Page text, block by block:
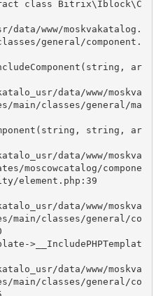
class Bitrix\Iblock\C
data/www/moskvakatalog.
general/component.
ar
main/classes/general/ma
string, ar
moscowcatalog/compone
element.php:39
main/classes/general/co
>__IncludePHPTemplat
main/classes/general/co